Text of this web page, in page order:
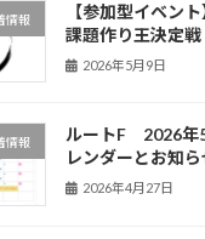
情報
【参加型イベン
課題作り王決定戦
2026年5月9日
情報
ルートF 2026年
レンダーとお知
2026年4月27日